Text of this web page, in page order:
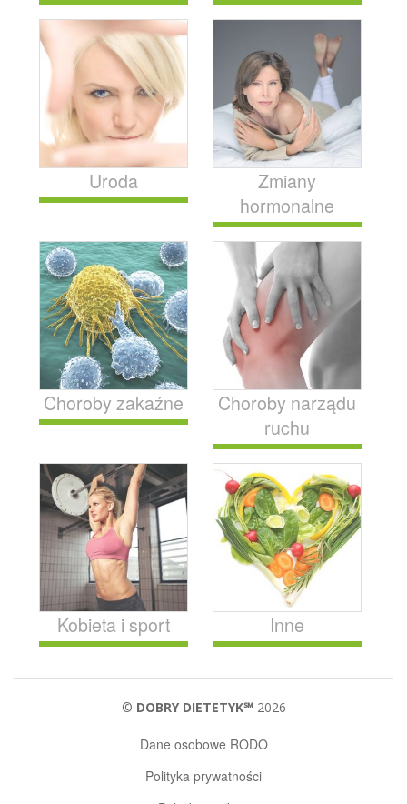
Uroda
Zmiany
hormonalne
Choroby zakaźne
Choroby narządu
ruchu
Kobieta i sport Inne
© DOBRY DIETETYK℠2026
Dane osobowe RODO
Polityka prywatności